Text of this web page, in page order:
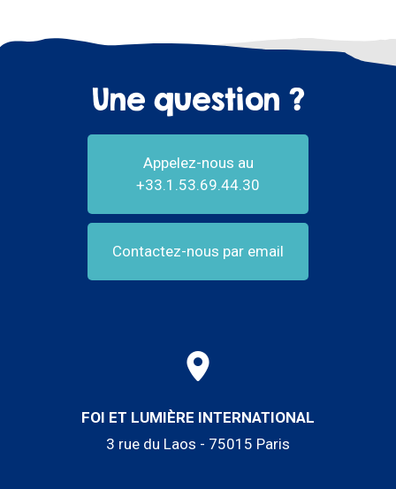
Une question ?
Appelez-nous au
+33.1.53.69.44.30
Contactez-nous par email
FOI ET LUMIÈRE INTERNATIONAL
3 rue du Laos - 75015 Paris